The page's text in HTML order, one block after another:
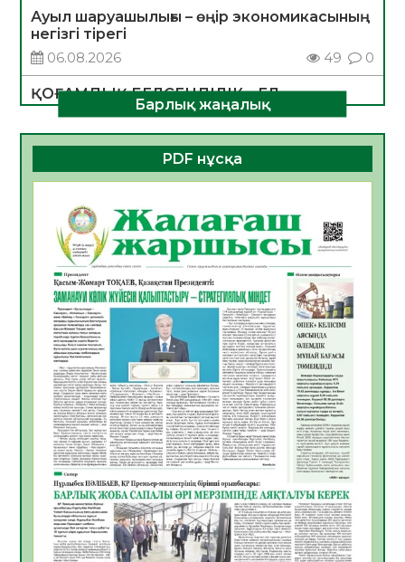
Ауыл шаруашылығы – өңір экономикасының
негізгі тірегі
06.08.2026
49 0
ҚОҒАМДЫҚ БЕЛСЕНДІЛІК – ЕЛ
ДАМУЫНЫҢ НЕГІЗІ
06.08.2026
47 0
ҚҰРЫЛТАЙ САЙЛАУЫ – БОЛАШАҚҚА
06.08.2026
Инфекциялық ауруларға қарсы иммундау
жұмыстарының тиімділігі
06.08.2026
51
Көкжөтел ауруы туралы
06.08.2026
49
АПВ вакцинасы туралы мәлімет
06.08.2026
47
Open Air: Қызылорда облысы полиция
департаменті 20 мыңнан астам
көрерменнің қауіпсіздігін қамтамасыз етті
06.08.2026
60
ҚЫЗЫЛОРДАДА «САНАЛЫ ҰРПАҚ –
ЖАРҚЫН БОЛАШАҚ» АТТЫ КЕҢЕЙТІЛГЕН
Барлық жаңалық
PDF нұсқа